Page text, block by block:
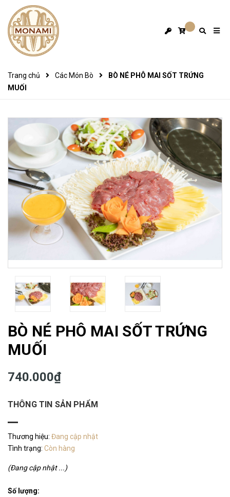
Trang chủ Các Món Bò
BÒ NÉ PHÔ MAI SỐT TRỨNG
MUỐI
BÒ NÉ PHÔ MAI SỐT TRỨNG
MUỐI
740.000₫
THÔNG TIN SẢN PHẨM
Thương hiệu: Đang cập nhật
Tình trạng: Còn hàng
(Đang cập nhật ...)
Số lượng: